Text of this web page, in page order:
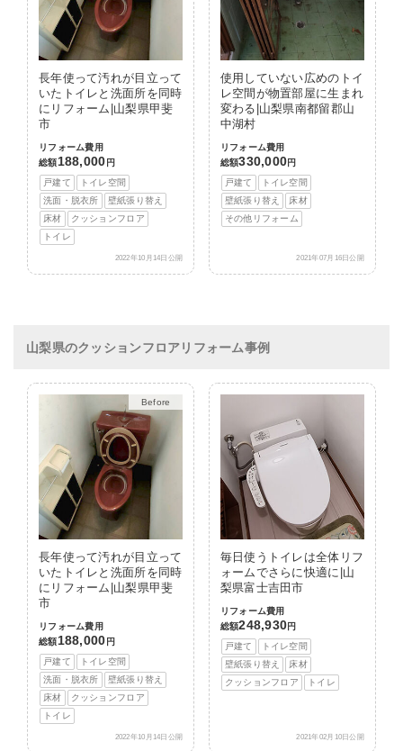
長年使って汚れが目立って
いたトイレと洗面所を同時
にリフォーム|山梨県甲斐
市
リフォーム費用
総額188,000 円
戸建て
トイレ空間
洗面・脱衣所
壁紙張り替え
床材
クッションフロア
トイレ
2022年10月14日公開
使用していない広めのトイ
レ空間が物置部屋に生まれ
変わる|山梨県南都留郡山
中湖村
リフォーム費用
総額330,000円
戸建て
トイレ空間
壁紙張り替え
床材
その他リフォーム
2021年07月16日公開
山梨県のクッションフロアリフォーム事例
After
長年使って汚れが目立って
いたトイレと洗面所を同時
にリフォーム|山梨県甲斐
市
リフォーム費用
総額188,000 円
戸建て
トイレ空間
洗面・脱衣所
壁紙張り替え
床材
クッションフロア
トイレ
2022年10月14日公開
毎日使うトイレは全体リフ
ォームでさらに快適に|山
梨県富士吉田市
リフォーム費用
総額248,930円
戸建て
トイレ空間
壁紙張り替え
床材
クッションフロア
トイレ
2021年02月10日公開